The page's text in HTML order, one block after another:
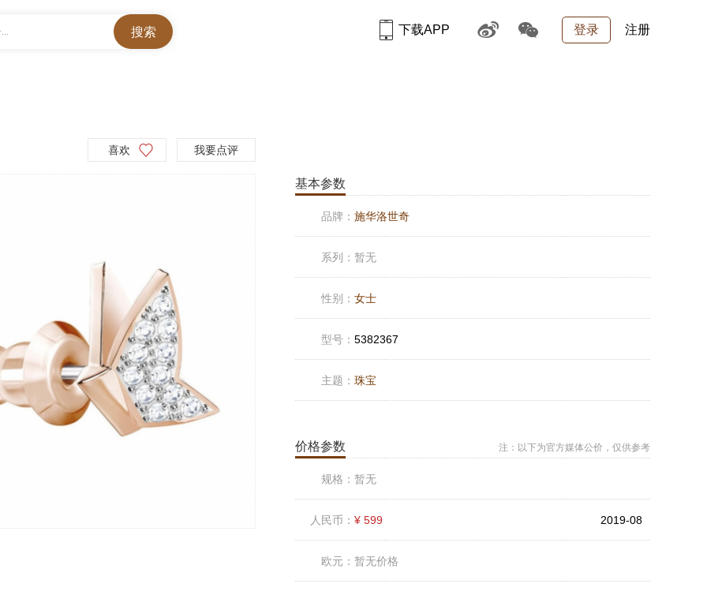
登录 注册
下载APP
喜欢 我要点评
基本参数
品牌： 施华洛世奇
系列： 暂无
性别： 女士
型号： 5382367
主题： 珠宝
价格参数 注：以下为官方媒体公价，仅供参考
规格： 暂无
人民币： ¥ 599 2019-08
欧元： 暂无价格